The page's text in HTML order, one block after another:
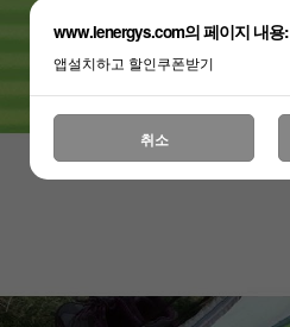
www.lenergys.com의 페이지 내용:
앱설치하고 할인쿠폰받기
취소